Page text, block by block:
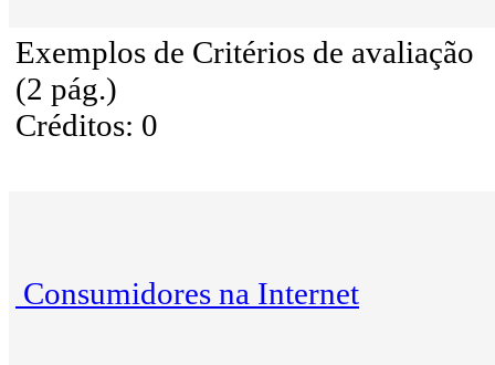
Exemplos de Critérios de avaliação
(2 pág.)
Créditos: 0
Consumidores na Internet